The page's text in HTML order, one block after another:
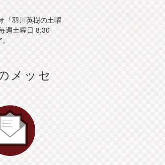
「羽川英樹の土曜
週土曜日 8:30-
メッセ